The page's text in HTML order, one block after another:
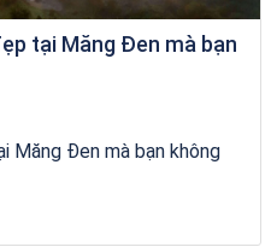
tại Măng Đen mà bạn
Măng Đen mà bạn không